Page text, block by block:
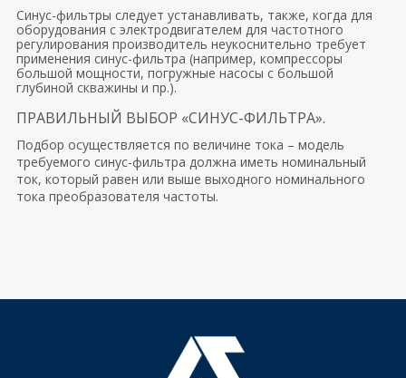
Синус-фильтры следует устанавливать, также, когда для
оборудования с электродвигателем для частотного
регулирования производитель неукоснительно требует
применения синус-фильтра (например, компрессоры
большой мощности, погружные насосы с большой
глубиной скважины и пр.).
ПРАВИЛЬНЫЙ ВЫБОР «СИНУС-ФИЛЬТРА».
Подбор осуществляется по величине тока – модель
требуемого синус-фильтра должна иметь номинальный
ток, который равен или выше выходного номинального
тока преобразователя частоты.